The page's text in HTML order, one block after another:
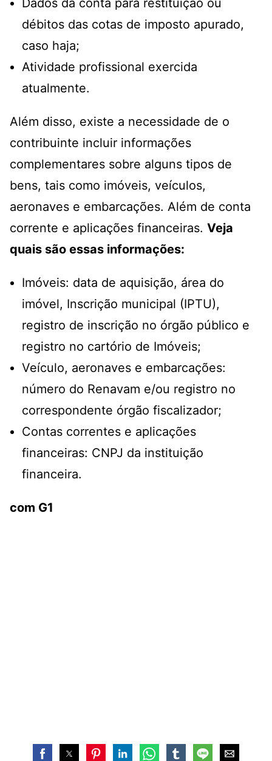
débitos das cotas de imposto apurado,
caso haja;
Atividade profissional exercida
atualmente.
Além disso, existe a necessidade de o
contribuinte incluir informações
complementares sobre alguns tipos de
bens, tais como imóveis, veículos,
aeronaves e embarcações. Além de conta
corrente e aplicações financeiras. Veja
quais são essas informações:
Imóveis: data de aquisição, área do
imóvel, Inscrição municipal (IPTU),
registro de inscrição no órgão público e
registro no cartório de Imóveis;
Veículo, aeronaves e embarcações:
número do Renavam e/ou registro no
correspondente órgão fiscalizador;
Contas correntes e aplicações
financeiras: CNPJ da instituição
financeira.
com G1